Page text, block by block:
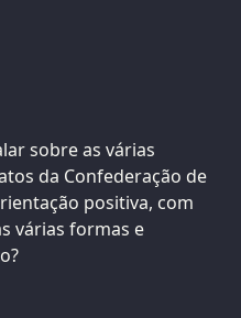
sobre as várias
da Confederação de
positiva, com
várias formas e